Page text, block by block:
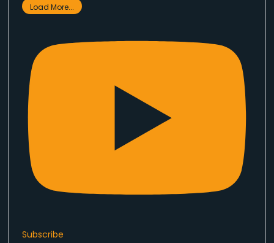
Load More...
Subscribe